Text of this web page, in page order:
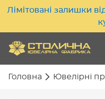
Лімітовані залишки
Головна Ювелірні